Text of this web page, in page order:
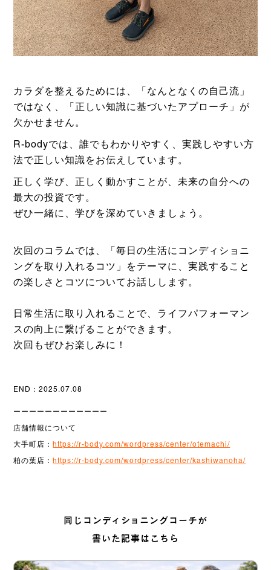
カラダを整えるためには、「なんとなくの自己流」
ではなく、「正しい知識に基づいたアプローチ」が
欠かせません。
R-bodyでは、誰でもわかりやすく、実践しやすい方
法で正しい知識をお伝えしています。
正しく学び、正しく動かすことが、未来の自分への
最大の投資です。
ぜひ一緒に、学びを深めていきましょう。
次回のコラムでは、「毎日の生活にコンディショニ
ングを取り入れるコツ」をテーマに、実践すること
の楽しさとコツについてお話しします。
日常生活に取り入れることで、ライフパフォーマン
スの向上に繋げることができます。
次回もぜひお楽しみに！
END：2025.07.08
ーーーーーーーーーーーー
店舗情報について
大手町店： https://r-body.com/wordpress/center/otemachi/
柏の葉店： https://r-body.com/wordpress/center/kashiwanoha/
同じコンディショニングコーチが
書いた記事はこちら